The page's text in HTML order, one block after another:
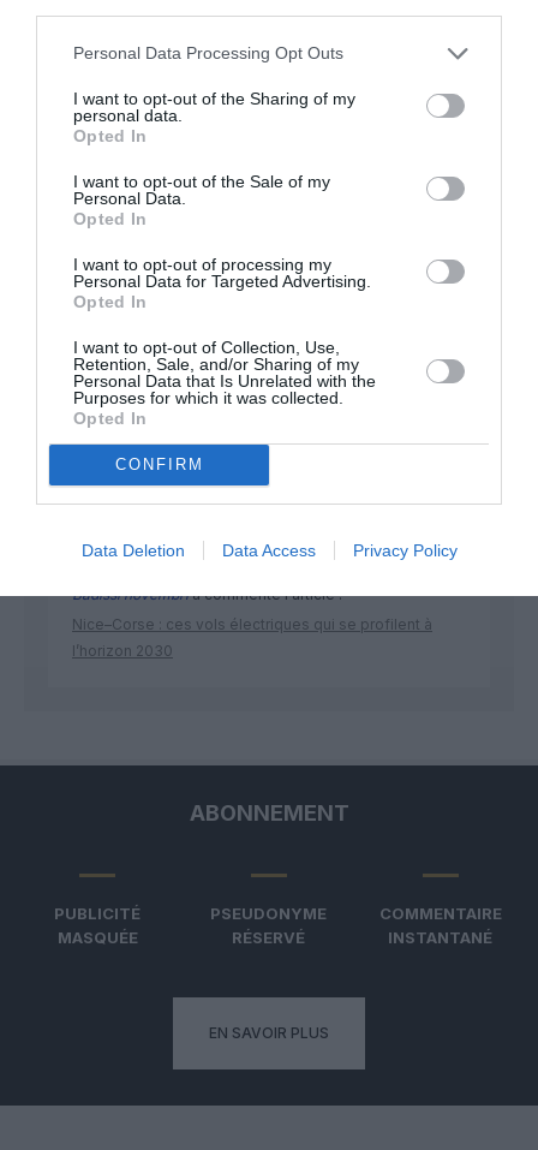
Personal Data Processing Opt Outs
I want to opt-out of the Sharing of my
personal data.
Opted In
I want to opt-out of the Sale of my
Personal Data.
Opted In
I want to opt-out of processing my
Personal Data for Targeted Advertising.
Opted In
I want to opt-out of Collection, Use,
Retention, Sale, and/or Sharing of my
Personal Data that Is Unrelated with the
Purposes for which it was collected.
Opted In
CONFIRM
Data Deletion Data Access Privacy Policy
Appel aux lecteurs !
Soutenez Air Journal participez
DERNIERS COMMENTAIRES
Mathématiquesa commenté l'article :
19 h 23 sans escale : le Boeing 777F de National
Airlines relie l’Écosse à l’Australie
Badissi novembria commenté l'article :
Nice–Corse : ces vols électriques qui se profilent à
l’horizon 2030
ABONNEMENT
PUBLICITÉ
MASQUÉE
PSEUDONYME
RÉSERVÉ
COMMENTAIRE
INSTANTANÉ
EN SAVOIR PLUS